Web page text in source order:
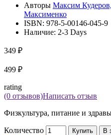
Авторы Максим
Максименко
ISBN: 978-5-00146-045-9
Наличие: 2-3 Days
349 ₽
499 ₽
rating
(0 отзывов)Написать отзыв
Физкультура, питание и
Количество Купить В